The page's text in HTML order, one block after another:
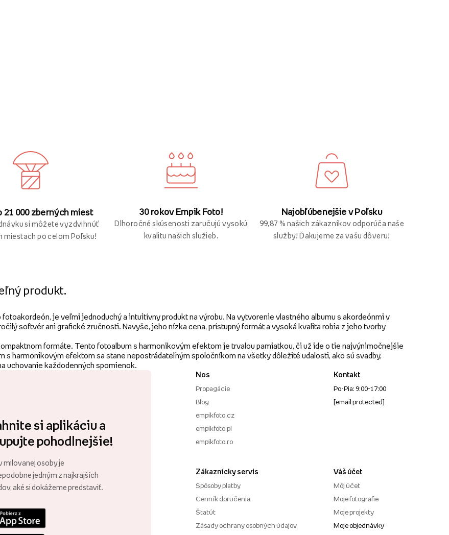
21 000 zberných miest
si môžete vyzdvihnúť
miestach po celom Poľsku!
30 rokov Empik Foto!
Dlhoročné skúsenosti zaručujú vysokú
kvalitu našich služieb.
Najobľúbenejšie v Poľsku
99,87 % našich zákazníkov odporúča naše
služby! Ďakujeme za vašu dôveru!
produkt.
je veľmi jednoduchý a intuitívny produkt na výrobu. Na vytvorenie vlastného albumu s akordeónmi v
softvér ani grafické zručnosti. Navyše, jeho nízka cena, prístupný formát a vysoká kvalita robia z jeho tvorby
formáte. Tento fotoalbum s harmonikovým efektom je trvalou pamiatkou, či už ide o tie najvýnimočnejšie
s harmonikovým efektom sa stane nepostrádateľným spoločníkom na všetky dôležité udalosti, ako sú svadby,
uchovanie každodenných spomienok.
si aplikáciu a
pohodlnejšie!
milovanej osoby je
jedným z najkrajších
aké si dokážeme predstaviť.
Nos
Propagácie
Blog
empikfoto.cz
empikfoto.pl
empikfoto.ro
Zákaznícky servis
Spôsoby platby
Cenník doručenia
Štatút
Zásady ochrany osobných údajov
Kontakt
Po-Pia: 9:00-17:00
[email protected]
Váš účet
Môj účet
Moje fotografie
Moje projekty
Moje objednávky